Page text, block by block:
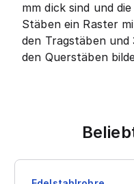
mm dick sind und
Stäben ein Raster
den Tragstäben
den Querstäben